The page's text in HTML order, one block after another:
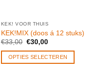
KEK! VOOR THUIS
KEK!MIX (doos á 12 stuks)
€33,00 Oorspronkelijke
was:
€33,00.
€30,00Huidige
is:
€30,00.
OPTIES SELECTEREN